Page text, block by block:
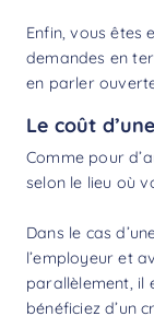
Enfin, vous êtes
demandes en
en parler
Le coût
Comme pour
selon le lieu où
Dans le cas
l’employeur et
parallèlement, il
bénéficiez d’un